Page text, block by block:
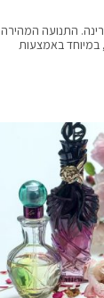
התנועה המהירה
במיוחד באמצעות